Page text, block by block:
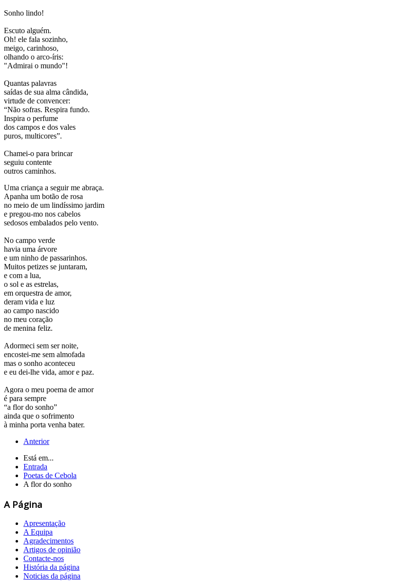
Sonho lindo!
Escuto alguém.
Oh! ele fala sozinho,
meigo, carinhoso,
olhando o arco-íris:
"Admirai o mundo"!
Quantas palavras
saídas de sua alma cândida,
virtude de convencer:
“Não sofras. Respira fundo.
Inspira o perfume
dos campos e dos vales
puros, multicores”.
Chamei-o para brincar
seguiu contente
outros caminhos.
Uma criança a seguir me abraça.
Apanha um botão de rosa
no meio de um lindíssimo jardim
e pregou-mo nos cabelos
sedosos embalados pelo vento.
No campo verde
havia uma árvore
e um ninho de passarinhos.
Muitos petizes se juntaram,
e com a lua,
o sol e as estrelas,
em orquestra de amor,
deram vida e luz
ao campo nascido
no meu coração
de menina feliz.
Adormeci sem ser noite,
encostei-me sem almofada
mas o sonho aconteceu
e eu dei-lhe vida, amor e paz.
Agora o meu poema de amor
é para sempre
“a flor do sonho”
ainda que o sofrimento
à minha porta venha bater.
Anterior
Está em...
Entrada
Poetas de Cebola
A flor do sonho
A Página
Apresentação
A Equipa
Agradecimentos
Artigos de opinião
Contacte-nos
História da página
Noticias da página